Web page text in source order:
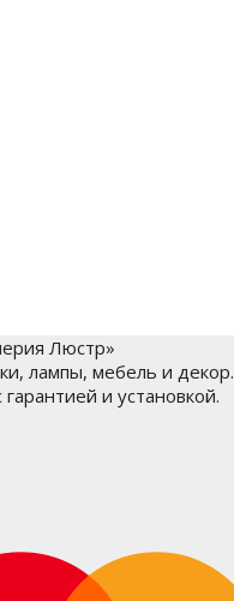
Люстр»
лампы, мебель и декор.
и установкой.